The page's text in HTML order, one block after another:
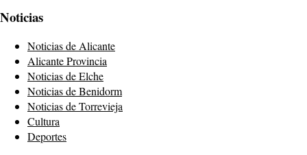
Noticias
Noticias de Alicante
Alicante Provincia
Noticias de Elche
Noticias de Benidorm
Noticias de Torrevieja
Cultura
Deportes